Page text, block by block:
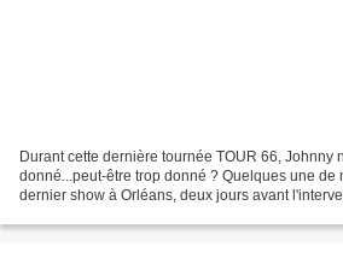
Durant cette dernière tournée TOUR 66, Johnny
donné...peut-être trop donné ? Quelques une de
dernier show à Orléans, deux jours avant
videos-zenith-d-orleans-40854120.html...